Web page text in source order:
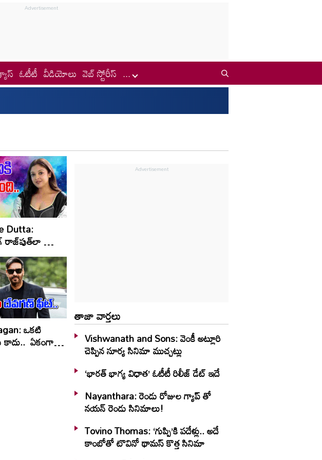
ఓటీటీ వీడియోలు వెబ్ స్టోరీస్ ...
Dutta:
చంపే
ఒకటి
కాదు.. ఏకంగా
తాజా వార్తలు
Vishwanath and Sons: వెంకీ అట్లూరి
చెప్పిన సూర్య సినిమా ముచ్చట్లు
‘భారత్ భాగ్య విధాత’ ఓటీటీ రిలీజ్‌ డేట్‌ ఇదే
Nayanthara: రెండు రోజుల గ్యాప్ తో
నయన్ రెండు సినిమాలు!
Tovino Thomas: ‘గుప్పి’కి పదేళ్లు.. అదే
కాంబోతో టొవినో థామస్‌ కొత్త సినిమా